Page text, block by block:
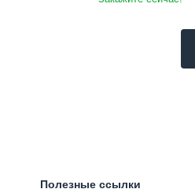
Полезные ссылки